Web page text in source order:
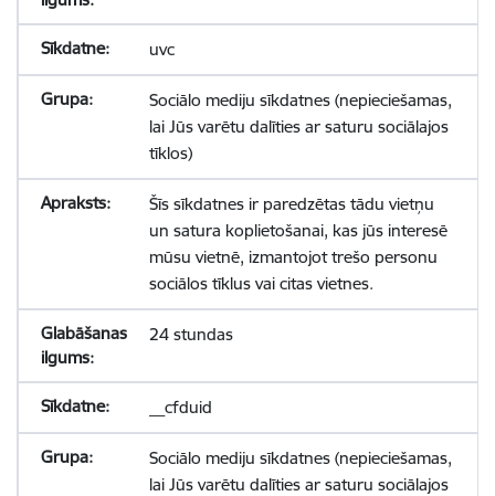
uvc
Sociālo mediju sīkdatnes (nepieciešamas,
lai Jūs varētu dalīties ar saturu sociālajos
tīklos)
Šīs sīkdatnes ir paredzētas tādu vietņu
un satura koplietošanai, kas jūs interesē
mūsu vietnē, izmantojot trešo personu
sociālos tīklus vai citas vietnes.
24 stundas
__cfduid
Sociālo mediju sīkdatnes (nepieciešamas,
lai Jūs varētu dalīties ar saturu sociālajos